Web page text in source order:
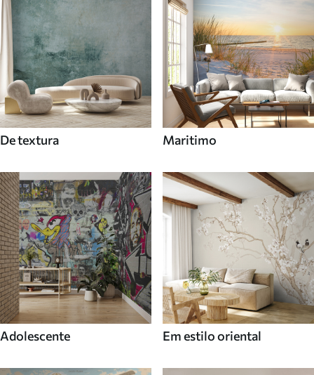
De textura Maritimo
Adolescente Em estilo oriental